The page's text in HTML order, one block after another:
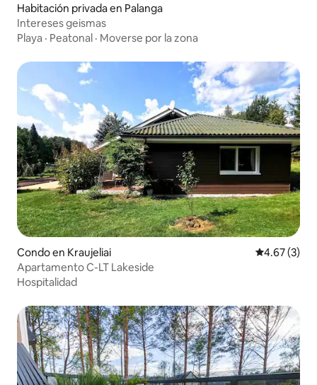
Habitación privada en Palanga
Intereses geismas
Playa · Peatonal · Moverse por la zona
Condo en Kraujeliai Calificación
4.67 (3)
Apartamento C-LT Lakeside
Hospitalidad